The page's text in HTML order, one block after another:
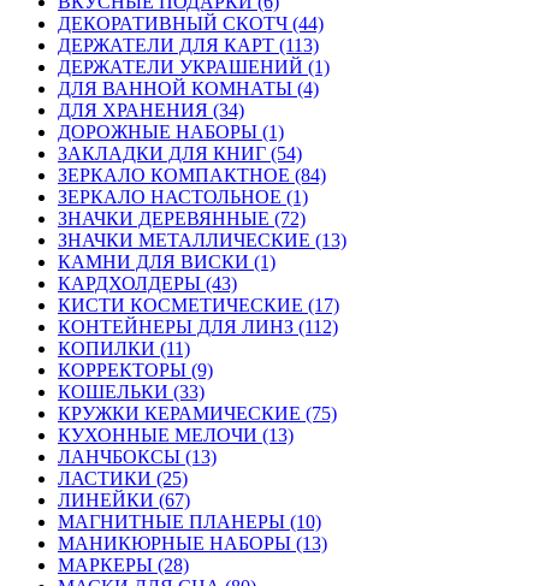
ДЕКОРАТИВНЫЙ СКОТЧ (44)
ДЕРЖАТЕЛИ ДЛЯ КАРТ (113)
ДЕРЖАТЕЛИ УКРАШЕНИЙ (1)
ДЛЯ ВАННОЙ КОМНАТЫ (4)
ДЛЯ ХРАНЕНИЯ (34)
ДОРОЖНЫЕ НАБОРЫ (1)
ЗАКЛАДКИ ДЛЯ КНИГ (54)
ЗЕРКАЛО КОМПАКТНОЕ (84)
ЗЕРКАЛО НАСТОЛЬНОЕ (1)
ЗНАЧКИ ДЕРЕВЯННЫЕ (72)
ЗНАЧКИ МЕТАЛЛИЧЕСКИЕ (13)
КАМНИ ДЛЯ ВИСКИ (1)
КАРДХОЛДЕРЫ (43)
КИСТИ КОСМЕТИЧЕСКИЕ (17)
КОНТЕЙНЕРЫ ДЛЯ ЛИНЗ (112)
КОПИЛКИ (11)
КОРРЕКТОРЫ (9)
КОШЕЛЬКИ (33)
КРУЖКИ КЕРАМИЧЕСКИЕ (75)
КУХОННЫЕ МЕЛОЧИ (13)
ЛАНЧБОКСЫ (13)
ЛАСТИКИ (25)
ЛИНЕЙКИ (67)
МАГНИТНЫЕ ПЛАНЕРЫ (10)
МАНИКЮРНЫЕ НАБОРЫ (13)
МАРКЕРЫ (28)